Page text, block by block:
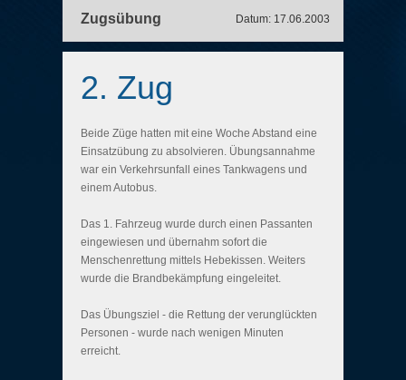
Zugsübung Datum: 17.06.2003
2. Zug
Beide Züge hatten mit eine Woche Abstand eine
Einsatzübung zu absolvieren. Übungsannahme
war ein Verkehrsunfall eines Tankwagens und
einem Autobus.
Das 1. Fahrzeug wurde durch einen Passanten
eingewiesen und übernahm sofort die
Menschenrettung mittels Hebekissen. Weiters
wurde die Brandbekämpfung eingeleitet.
Das Übungsziel - die Rettung der verunglückten
Personen - wurde nach wenigen Minuten
erreicht.